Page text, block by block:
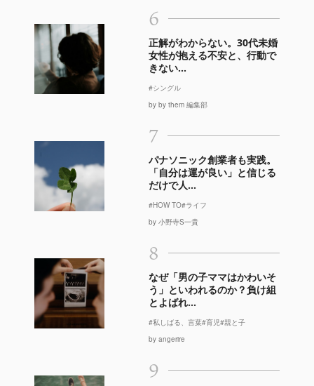
6
正解がわからない。30代未婚
女性が抱える不安と、行動で
きない...
#シングル
by by them 編集部
7
パナソニック創業者も実践。
「自分は運が良い」と信じる
だけで人...
#HOW TO#ライフ
by 小野寺S一貴
8
なぜ「男の子ママはかわいそ
う」といわれるのか？負け組
とよばれ...
#私しばる、言葉#育児#親と子
by angerire
9